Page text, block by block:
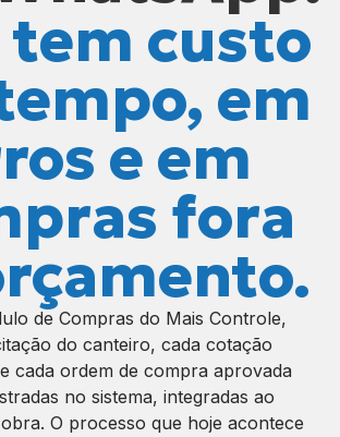
tem custo
em
e em
fora
de Compras do Mais Controle,
do canteiro, cada cotação
cada ordem de compra aprovada
no sistema, integradas ao
O processo que hoje acontece